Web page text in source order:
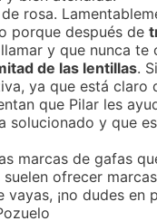
rosa.
porque después de
y que nunca
de las lentillas.
ya que está claro
que Pilar les
solucionado y que
marcas de gafas
ofrecer
¡no dudes en